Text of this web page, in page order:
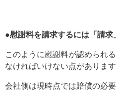
●慰謝料を請求するには「請求
このように慰謝料が認められ
なければいけない点があります
会社側は現時点では賠償の必